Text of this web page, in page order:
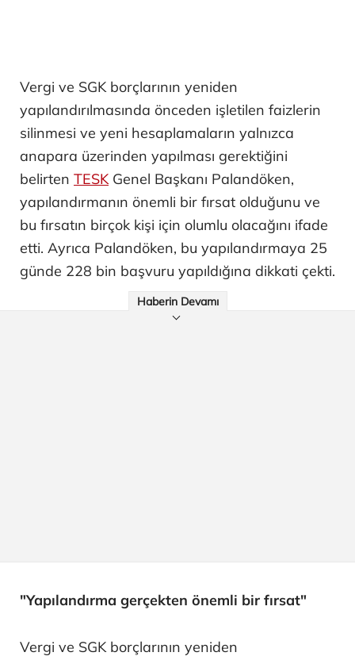
Vergi ve SGK borçlarının yeniden
yapılandırılmasında önceden işletilen faizlerin
silinmesi ve yeni hesaplamaların yalnızca
anapara üzerinden yapılması gerektiğini
belirten TESKGenel Başkanı Palandöken,
yapılandırmanın önemli bir fırsat olduğunu ve
bu fırsatın birçok kişi için olumlu olacağını ifade
etti. Ayrıca Palandöken, bu yapılandırmaya 25
günde 228 bin başvuru yapıldığına dikkati çekti.
Haberin Devamı
"Yapılandırma gerçekten önemli bir fırsat"
Vergi ve SGK borçlarının yeniden